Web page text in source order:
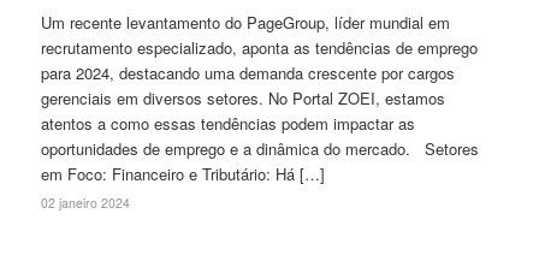
Um recente levantamento do PageGroup, líder mundial em
recrutamento especializado, aponta as tendências de emprego
para 2024, destacando uma demanda crescente por cargos
gerenciais em diversos setores. No Portal ZOEI, estamos
atentos a como essas tendências podem impactar as
oportunidades de emprego e a dinâmica do mercado. Setores
em Foco: Financeiro e Tributário: Há […]
02 janeiro 2024